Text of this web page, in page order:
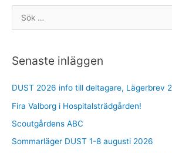
ö
e
t
e
r
:
Senaste inläggen
DUST 2026 info till deltagare, Lägerbrev 2
Fira Valborg i Hospitalsträdgården!
Scoutgårdens ABC
Sommarläger DUST 1-8 augusti 2026